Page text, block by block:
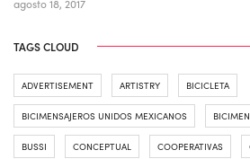
TAGS CLOUD
ADVERTISEMENT ARTISTRY BICICLETA
BICIMENSAJEROS UNIDOS MEXICANOS
BUSSI CONCEPTUAL COOPERATIVAS